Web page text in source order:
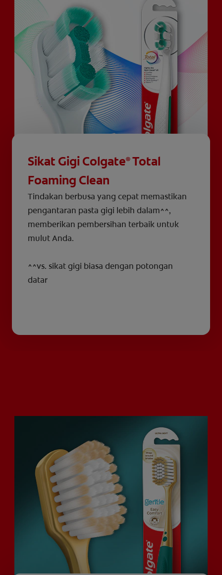
Sikat Gigi Colgate® Total
Foaming Clean
Tindakan berbusa yang cepat memastikan
pengantaran pasta gigi lebih dalam^^,
memberikan pembersihan terbaik untuk
mulut Anda.
^^vs. sikat gigi biasa dengan potongan
datar